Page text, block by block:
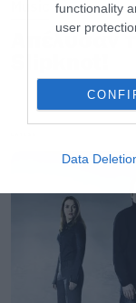
functionality
user
Data
Απέλυσαν